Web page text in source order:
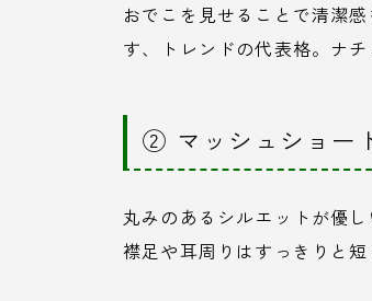
おでこを見せることで清潔
す、トレンドの代表格。ナ
② マッシュショー
丸みのあるシルエットが優
襟足や耳周りはすっきりと